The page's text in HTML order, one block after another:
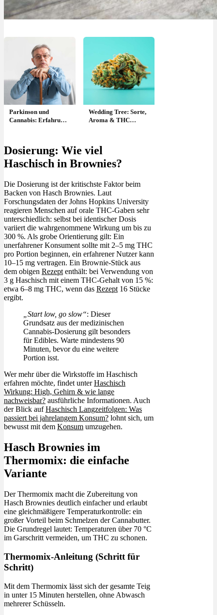
Parkinson und
Cannabis: Erfahrung
in Minuten
Wedding Tree: Sorte,
Aroma & THC
Dosierung: Wie viel
Haschisch in Brownies?
Die Dosierung ist der kritischste Faktor beim
Backen von Hasch Brownies. Laut
Forschungsdaten der Johns Hopkins University
reagieren Menschen auf orale THC-Gaben sehr
unterschiedlich: selbst bei identischer Dosis
variiert die wahrgenommene Wirkung um bis zu
300 %. Als grobe Orientierung gilt: Ein
unerfahrener Konsument sollte mit 2–5 mg THC
pro Portion beginnen, ein erfahrener Nutzer kann
10–15 mg vertragen. Ein Brownie-Stück aus
dem obigen Rezept enthält: bei Verwendung von
3 g Haschisch mit einem THC-Gehalt von 15 %:
etwa 6–8 mg THC, wenn das Rezept 16 Stücke
ergibt.
„Start low, go slow“: Dieser
Grundsatz aus der medizinischen
Cannabis-Dosierung gilt besonders
für Edibles. Warte mindestens 90
Minuten, bevor du eine weitere
Portion isst.
Wer mehr über die Wirkstoffe im Haschisch
erfahren möchte, findet unterHaschisch
Wirkung: High, Gehirn & wie lange
nachweisbar? ausführliche Informationen. Auch
der Blick aufHaschisch Langzeitfolgen: Was
passiert bei jahrelangem Konsum? lohnt sich, um
bewusst mit dem Konsum umzugehen.
Hasch Brownies im
Thermomix: die einfache
Variante
Der Thermomix macht die Zubereitung von
Hasch Brownies deutlich einfacher und erlaubt
eine gleichmäßigere Temperaturkontrolle: ein
großer Vorteil beim Schmelzen der Cannabutter.
Die Grundregel lautet: Temperaturen über 70 °C
im Garschritt vermeiden, um THC zu schonen.
Thermomix-Anleitung (Schritt für
Schritt)
Mit dem Thermomix lässt sich der gesamte Teig
in unter 15 Minuten herstellen, ohne Abwasch
mehrerer Schüsseln.